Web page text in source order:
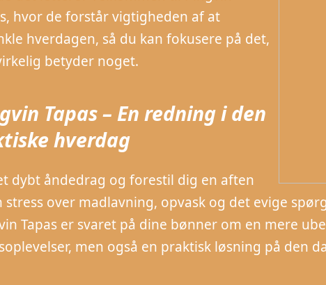
hvor de forstår vigtigheden af at
hverdagen, så du kan fokusere på det,
betyder noget.
Tapas – En redning i den
hverdag
dybt åndedrag og forestil dig en aften
stress over madlavning, opvask og det evige
Tapas er svaret på dine bønner om en mere
men også en praktisk løsning på den